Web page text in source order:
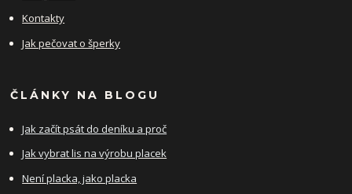
Kontakty
Jak pečovat o šperky
ČLÁNKY NA BLOGU
Jak začít psát do deníku a proč
Jak vybrat lis na výrobu placek
Není placka, jako placka